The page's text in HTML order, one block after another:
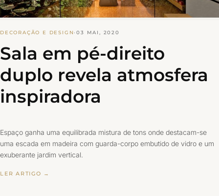
DECORAÇÃO E DESIGN·03 MAI, 2020
Sala em pé-direito
duplo revela atmosfera
inspiradora
Espaço ganha uma equilibrada mistura de tons onde destacam-se
uma escada em madeira com guarda-corpo embutido de vidro e um
exuberante jardim vertical.
LER ARTIGO →